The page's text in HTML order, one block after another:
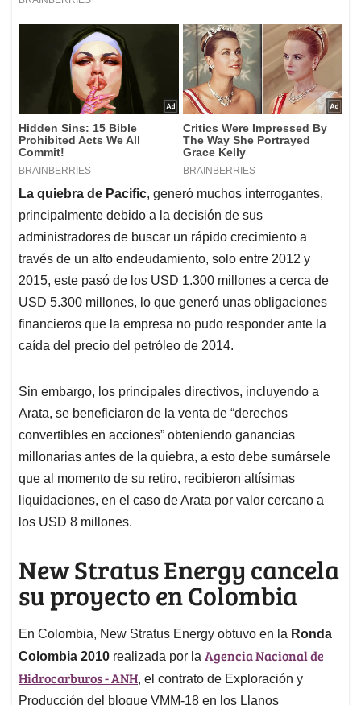
La quiebra de Pacific, generó muchos interrogantes,
principalmente debido a la decisión de sus
administradores de buscar un rápido crecimiento a
través de un alto endeudamiento, solo entre 2012 y
2015, este pasó de los USD 1.300 millones a cerca de
USD 5.300 millones, lo que generó unas obligaciones
financieros que la empresa no pudo responder ante la
caída del precio del petróleo de 2014.
Sin embargo, los principales directivos, incluyendo a
Arata, se beneficiaron de la venta de “derechos
convertibles en acciones” obteniendo ganancias
millonarias antes de la quiebra, a esto debe sumársele
que al momento de su retiro, recibieron altísimas
liquidaciones, en el caso de Arata por valor cercano a
los USD 8 millones.
New Stratus Energy cancela
su proyecto en Colombia
En Colombia, New Stratus Energy obtuvo en la Ronda
Colombia 2010 realizada por la Agencia Nacional de
Hidrocarburos - ANH, el contrato de Exploración y
Producción del bloque VMM-18 en los Llanos